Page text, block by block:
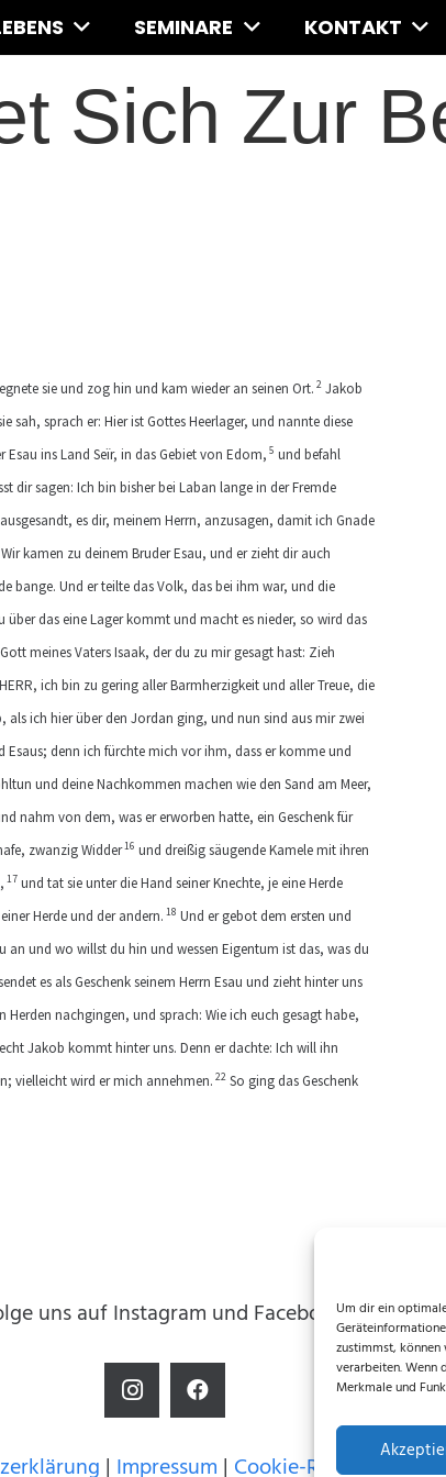
Um dir ein
zustimmst,
verarbeiten. Wenn
Merkmale und
SEMINARE KONTAKT
Sich Zur
sie und zog hin und kam wieder an seinen Ort. 2 Jakob
sah, sprach er: Hier ist Gottes Heerlager, und nannte diese
ins Land Seïr, in das Gebiet von Edom, 5 und befahl
dir sagen: Ich bin bisher bei Laban lange in der Fremde
es dir, meinem Herrn, anzusagen, damit ich Gnade
kamen zu deinem Bruder Esau, und er zieht dir auch
bange. Und er teilte das Volk, das bei ihm war, und die
über das eine Lager kommt und macht es nieder, so wird das
meines Vaters Isaak, der du zu mir gesagt hast: Zieh
HERR, ich bin zu gering aller Barmherzigkeit und aller Treue, die
ich hier über den Jordan ging, und nun sind aus mir zwei
denn ich fürchte mich vor ihm, dass er komme und
und deine Nachkommen machen wie den Sand am Meer,
nahm von dem, was er erworben hatte, ein Geschenk für
zwanzig Widder16 und dreißig säugende Kamele mit ihren
17 und tat sie unter die Hand seiner Knechte, je eine Herde
Herde und der andern. 18 Und er gebot dem ersten und
an und wo willst du hin und wessen Eigentum ist das, was du
es als Geschenk seinem Herrn Esau und zieht hinter uns
nachgingen, und sprach: Wie ich euch gesagt habe,
Jakob kommt hinter uns. Denn er dachte: Ich will ihn
vielleicht wird er mich annehmen. 22 So ging das Geschenk
uns auf Instagram und Facebook!
| Impressum | Cookie-Richtlinie (EU)